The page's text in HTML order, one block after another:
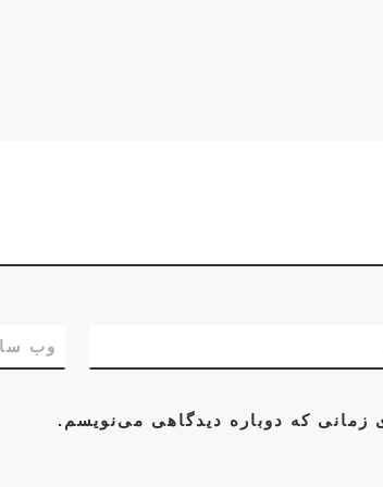
وب‌
زمانی که دوباره دیدگاهی می‌نویسم.